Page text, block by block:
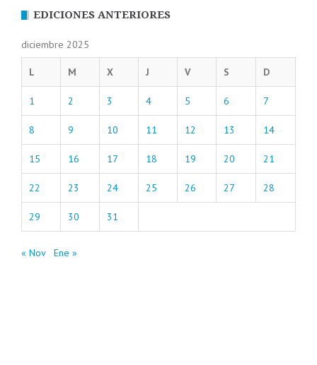
EDICIONES ANTERIORES
diciembre 2025
L M X J V S D
1 2 3 4 5 6 7
8 9 10 11 12 13 14
15 16 17 18 19 20 21
22 23 24 25 26 27 28
29 30 31
« Nov Ene »